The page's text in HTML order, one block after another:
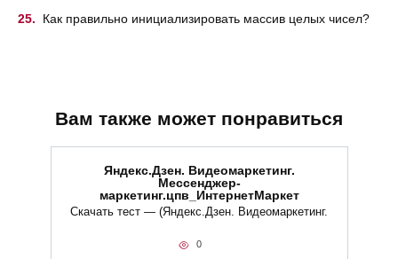
Как правильно инициализировать массив целых чисел?
Вам также может понравиться
Яндекс.Дзен. Видеомаркетинг.
Мессенджер-
маркетинг.цпв_ИнтернетМаркет
Скачать тест — (Яндекс.Дзен. Видеомаркетинг.
0